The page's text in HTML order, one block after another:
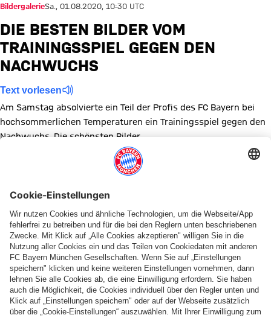
BildergalerieSa., 01.08.2020, 10:30 UTC
DIE BESTEN BILDER VOM
TRAININGSSPIEL GEGEN DEN
NACHWUCHS
Text vorlesen
Am Samstag absolvierte ein Teil der Profis des FC Bayern bei
hochsommerlichen Temperaturen ein Trainingsspiel gegen den
Nachwuchs. Die schönsten Bilder.
Zeige in voller Größe
Zeige in voller Größe
Zeige in voller Größe
Zeige in voller Größe
Zeige in voller Größe
Zeige in voller Größe
Zeige in voller
Zeige inZeige
Zeige in voller Größe
Themen dieser Bildergalerie
Bildergalerie
Training
Digital Audi Summer Tour 2020
Diese Bildergalerie teilen